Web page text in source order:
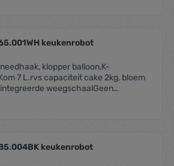
staalMateriaal patisserie-set:Antikleef
en
snelheidsregeling:JaTotale
(totaal):6.7 literCapaciteit -
- cake:4.55kgCapaciteit
- eiwitten:16
keukenrobot
klopper balloon,K-
7 L.rvs capaciteit cake 2kg, bloem
weegschaalGeen
digitaal!
keukenrobot